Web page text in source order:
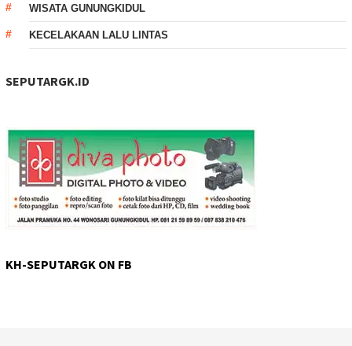
WISATA GUNUNGKIDUL
KECELAKAAN LALU LINTAS
SEPUTARGK.ID
KH-SEPUTARGK ON FB